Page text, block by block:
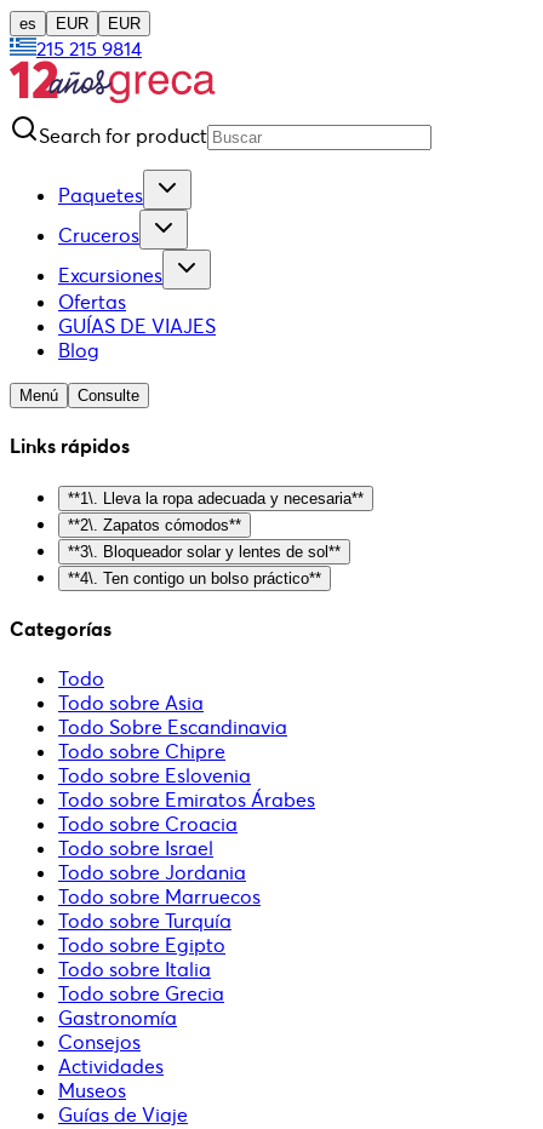
es EUR EUR
215 215 9814
Search for product
Paquetes
Cruceros
Excursiones
Ofertas
GUÍAS DE VIAJES
Blog
Menú Consulte
Links rápidos
**1\. Lleva la ropa adecuada y necesaria**
**2\. Zapatos cómodos**
**3\. Bloqueador solar y lentes de sol**
**4\. Ten contigo un bolso práctico**
Categorías
Todo
Todo sobre Asia
Todo Sobre Escandinavia
Todo sobre Chipre
Todo sobre Eslovenia
Todo sobre Emiratos Árabes
Todo sobre Croacia
Todo sobre Israel
Todo sobre Jordania
Todo sobre Marruecos
Todo sobre Turquía
Todo sobre Egipto
Todo sobre Italia
Todo sobre Grecia
Gastronomía
Consejos
Actividades
Museos
Guías de Viaje